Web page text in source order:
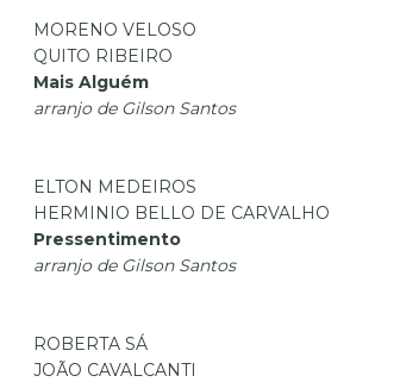
MORENO VELOSO
QUITO RIBEIRO
Mais Alguém
arranjo de Gilson Santos
ELTON MEDEIROS
HERMINIO BELLO DE CARVALHO
Pressentimento
arranjo de Gilson Santos
ROBERTA SÁ
JOÃO CAVALCANTI